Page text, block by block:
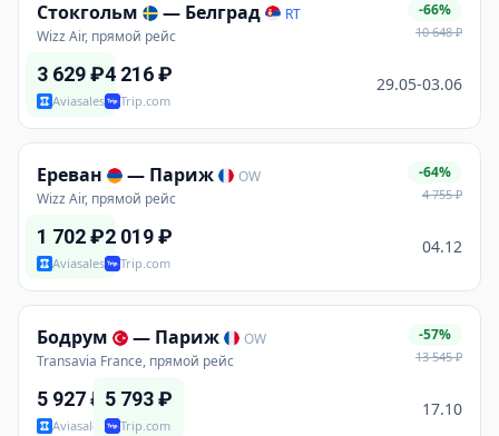
Стокгольм — Белград
RT
Wizz Air, прямой рейс
-66%
10 648₽
3 629₽
Aviasales
4 216₽
Trip.com
29.05-03.06
Ереван — Париж
OW
Wizz Air, прямой рейс
-64%
4 755₽
1 702₽
Aviasales
2 019₽
Trip.com
04.12
Бодрум — Париж
OW
Transavia France, прямой рейс
-57%
13 545₽
5 927₽
Aviasales
5 793₽
Trip.com
17.10